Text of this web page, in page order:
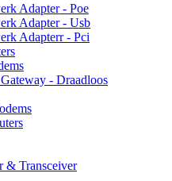
Adapter - Poe
Adapter - Usb
Adapterr - Pci
- Draadloos
& Transceiver